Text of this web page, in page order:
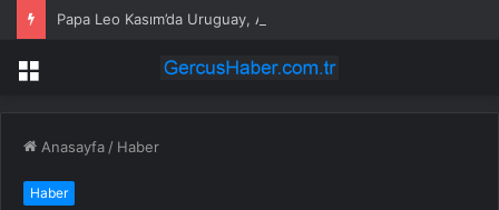
Menü
Anasayfa / Haber
Haber